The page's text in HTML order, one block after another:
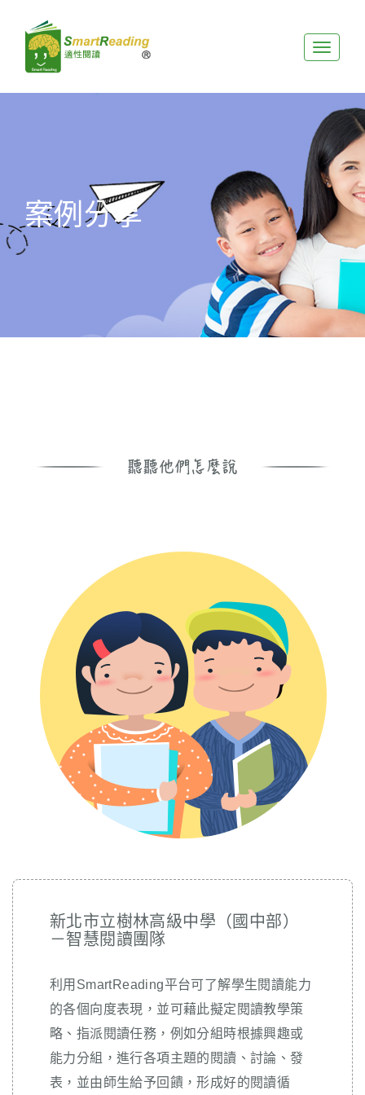
展
選
單
案例分享
新北市立樹林高級中學（國中部）
－智慧閱讀團隊
利用SmartReading平台可了解學生閱讀能力
的各個向度表現，並可藉此擬定閱讀教學策
略、指派閱讀任務，例如分組時根據興趣或
能力分組，進行各項主題的閱讀、討論、發
表，並由師生給予回饋，形成好的閱讀循